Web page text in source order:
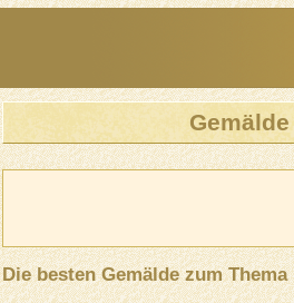
Die besten Gemälde zum Thema